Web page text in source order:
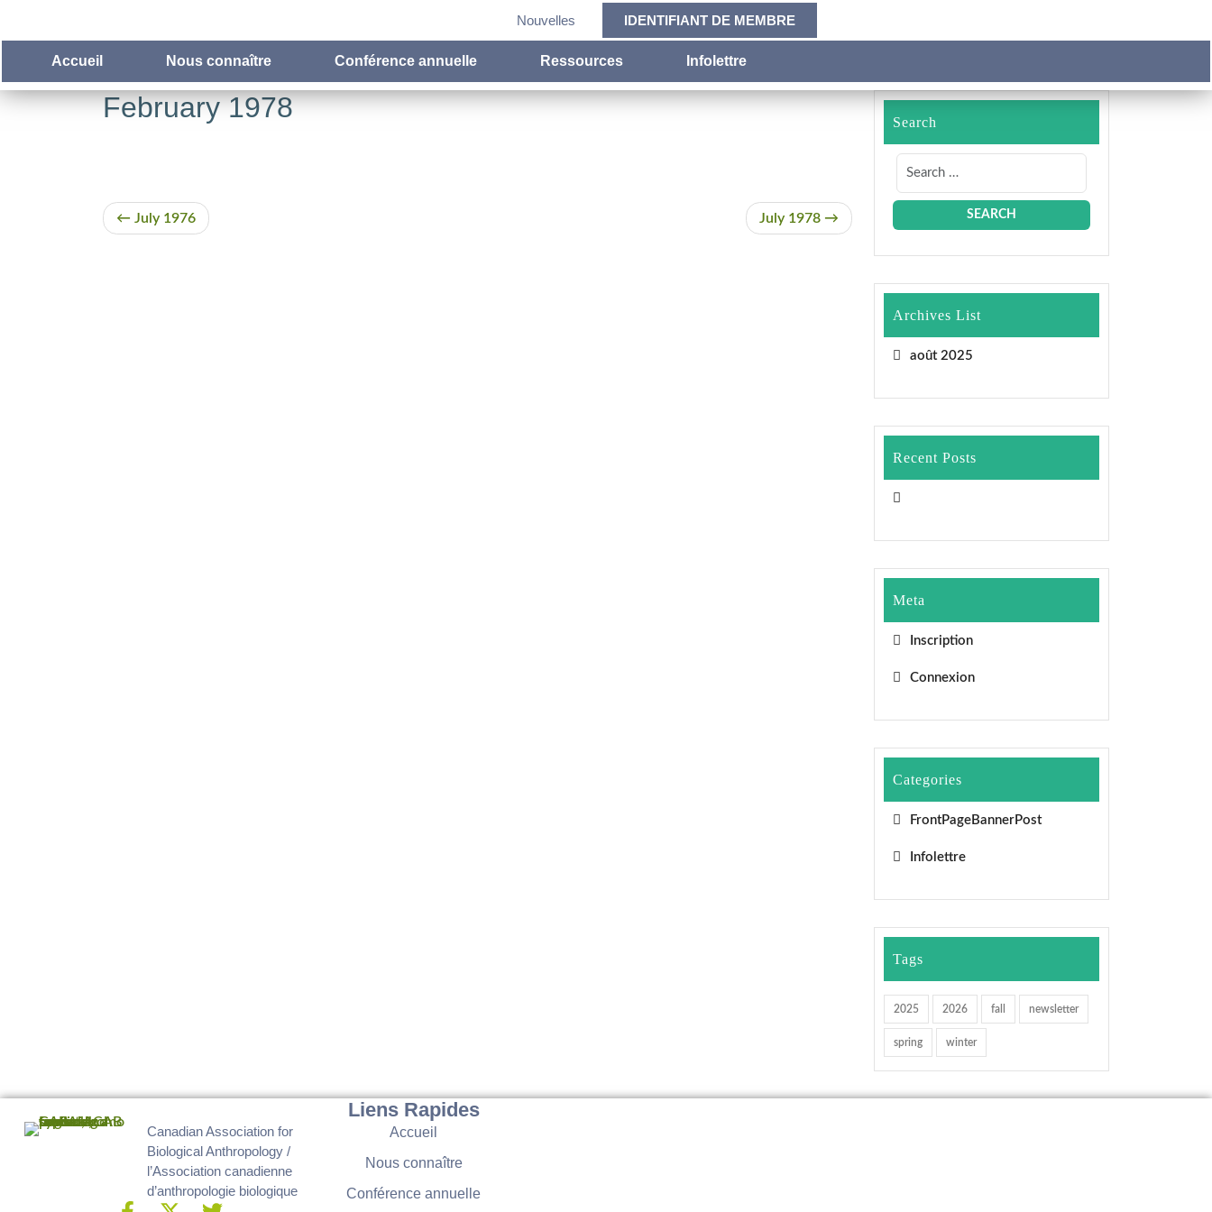
Nouvelles IDENTIFIANT DE MEMBRE
Accueil Nous connaître Conférence annuelle Ressources Infolettre
February 1978
July 1976 July 1978
Search
Archives List
août 2025
Recent Posts
Meta
Inscription
Connexion
Categories
FrontPageBannerPost
Infolettre
Tags
2025 2026 fall newsletter
spring winter
Canadian Association for
Biological Anthropology /
l’Association canadienne
d’anthropologie biologique
Liens Rapides
Accueil
Nous connaître
Conférence annuelle